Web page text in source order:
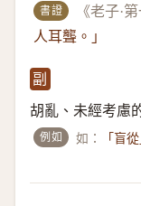
書證 《老子·
人耳聾。」
副
胡亂、未經考慮
例如 如： 「盲從